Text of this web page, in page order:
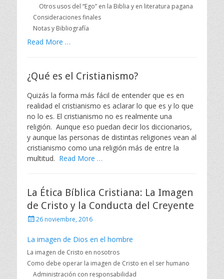
Otros usos del “Ego” en la Biblia y en literatura pagana
Consideraciones finales
Notas y Bibliografía
Read More …
¿Qué es el Cristianismo?
Quizás la forma más fácil de entender que es en
realidad el cristianismo es aclarar lo que es y lo que
no lo es. El cristianismo no es realmente una
religión. Aunque eso puedan decir los diccionarios,
y aunque las personas de distintas religiones vean al
cristianismo como una religión más de entre la
multitud. Read More …
La Ética Bíblica Cristiana: La Imagen
de Cristo y la Conducta del Creyente
Publicado
26 noviembre, 2016
La imagen de Dios en el hombre
La imagen de Cristo en nosotros
Como debe operar la imagen de Cristo en el ser humano
Administración con responsabilidad